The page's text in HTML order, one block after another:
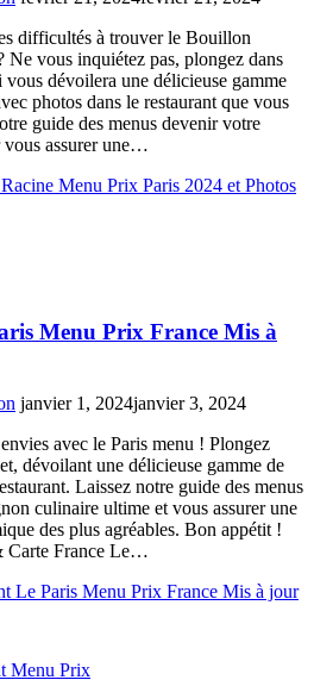
difficultés à trouver le Bouillon
Ne vous inquiétez pas, plongez dans
dévoilera une délicieuse gamme
photos dans le restaurant que vous
guide des menus devenir votre
vous assurer une…
Menu Prix Paris 2024 et Photos
Menu Prix France Mis à
janvier 1, 2024janvier 3, 2024
avec le Paris menu ! Plongez
dévoilant une délicieuse gamme de
Laissez notre guide des menus
culinaire ultime et vous assurer une
des plus agréables. Bon appétit !
Carte France Le…
Le Paris Menu Prix France Mis à jour